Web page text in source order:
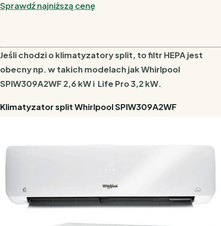
Sprawdź najniższą cenę
Jeśli chodzi o klimatyzatory split, to filtr HEPA jest
obecny np. w takich modelach jak Whirlpool
SPIW309A2WF 2,6 kW i Life Pro 3,2 kW.
Klimatyzator split Whirlpool SPIW309A2WF